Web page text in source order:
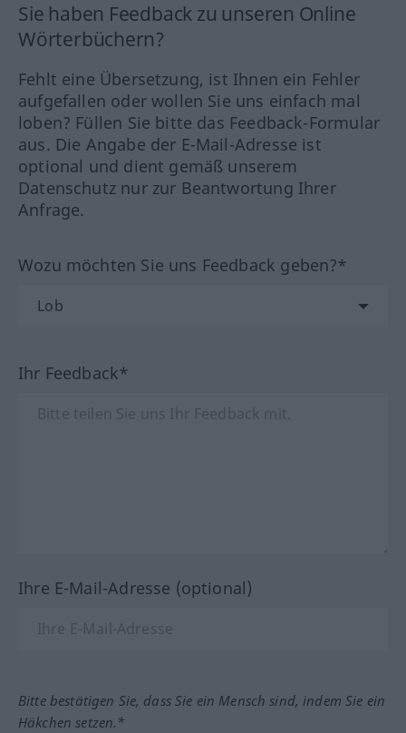
Sie haben Feedback zu unseren Online
Wörterbüchern?
Fehlt eine Übersetzung, ist Ihnen ein Fehler
aufgefallen oder wollen Sie uns einfach mal
loben? Füllen Sie bitte das Feedback-Formular
aus. Die Angabe der E-Mail-Adresse ist
optional und dient gemäß unserem
Datenschutz nur zur Beantwortung Ihrer
Anfrage.
Wozu möchten Sie uns Feedback geben?*
Ihr Feedback*
Ihre E-Mail-Adresse (optional)
Bitte bestätigen Sie, dass Sie ein Mensch sind, indem Sie ein
Häkchen setzen.*